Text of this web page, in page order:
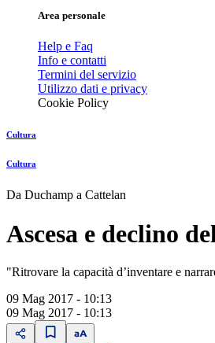
Area personale
Help e Faq
Info e contatti
Termini del servizio
Utilizzo dati e privacy
Cookie Policy
Cultura
Cultura
Da Duchamp a Cattelan
Ascesa e declino
"Ritrovare la capacità d’inventare e
09 Mag 2017 - 10:13
09 Mag 2017 - 10:13